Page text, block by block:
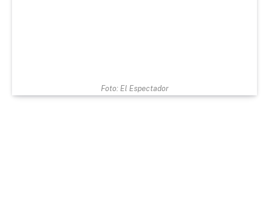
Foto: El Espectador